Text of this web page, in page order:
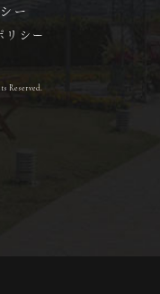
ー
リシー
Reserved.